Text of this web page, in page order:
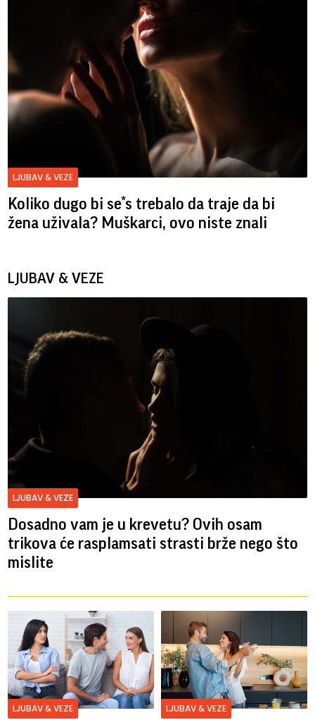
LJUBAV & VEZE
Koliko dugo bi se*s trebalo da traje da bi
žena uživala? Muškarci, ovo niste znali
LJUBAV & VEZE
LJUBAV & VEZE
Dosadno vam je u krevetu? Ovih osam
trikova će rasplamsati strasti brže nego što
mislite
LJUBAV & VEZE LJUBAV & VEZE